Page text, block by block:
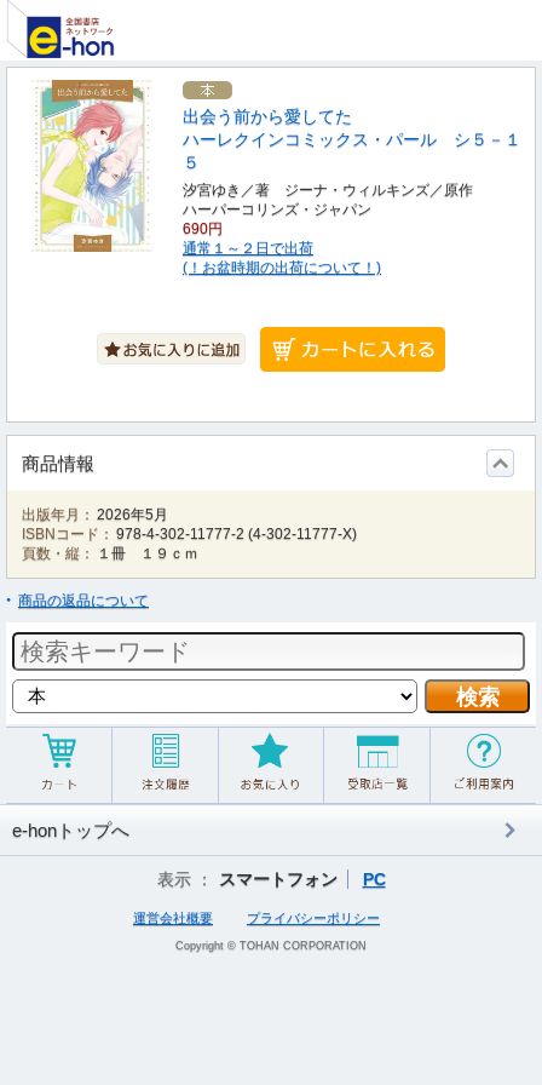
出会う前から愛してた
ハーレクインコミックス・パール シ５－１
５
汐宮ゆき／著 ジーナ・ウィルキンズ／原作
ハーパーコリンズ・ジャパン
690円
通常１～２日で出荷
(！お盆時期の出荷について！)
商品情報
出版年月： 2026年5月
ISBNコード： 978-4-302-11777-2 (4-302-11777-X)
頁数・縦：
１冊 １９ｃｍ
商品の返品について
e-honトップへ
表示 ： スマートフォン PC
運営会社概要 プライバシーポリシー
Copyright © TOHAN CORPORATION